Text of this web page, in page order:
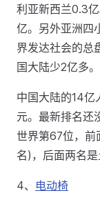
利亚新西兰0.3
亿。另外亚洲四
界发达社会的总
国大陆少2亿多。
中国大陆的14亿
元。最新排名还
世界第67位，
名)，后面两名是
4、 电动椅